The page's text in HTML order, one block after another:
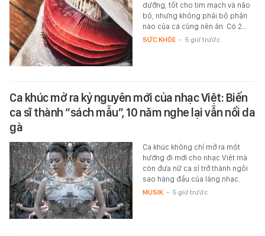
dưỡng, tốt cho tim mạch và não
bộ, nhưng không phải bộ phận
nào của cá cũng nên ăn. Có 2…
SỨC KHỎE - 5 giờ trước
Ca khúc mở ra kỷ nguyên mới của nhạc Việt: Biến
ca sĩ thành “sách mẫu”, 10 năm nghe lại vẫn nổi da
gà
Ca khúc không chỉ mở ra một
hướng đi mới cho nhạc Việt mà
còn đưa nữ ca sĩ trở thành ngôi
sao hàng đầu của làng nhạc.
MUSIK - 5 giờ trước